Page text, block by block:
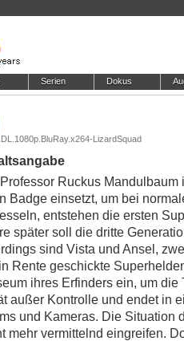
Serien Dokus
LizardSquad
Ruckus
Badge einsetzt, um bei
entstehen die ersten
später soll die dritte
sind Vista und Ansel,
Rente geschickte
ihres Erfinders ein, um
außer Kontrolle und endet in
und Kameras. Die Situation
mehr vermittelnd eingreifen.